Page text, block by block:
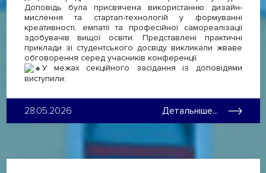
Доповідь була присвячена використанню дизайн-
мислення та стартап-технологій у формуванні
креативності, емпатії та професійної самореалізації
здобувачів вищої освіти. Представлені практичні
приклади зі студентського досвіду викликали жваве
обговорення серед учасників конференції.
У межах секційного засідання із доповідями
виступили:
28.05.2026 Детальніше...